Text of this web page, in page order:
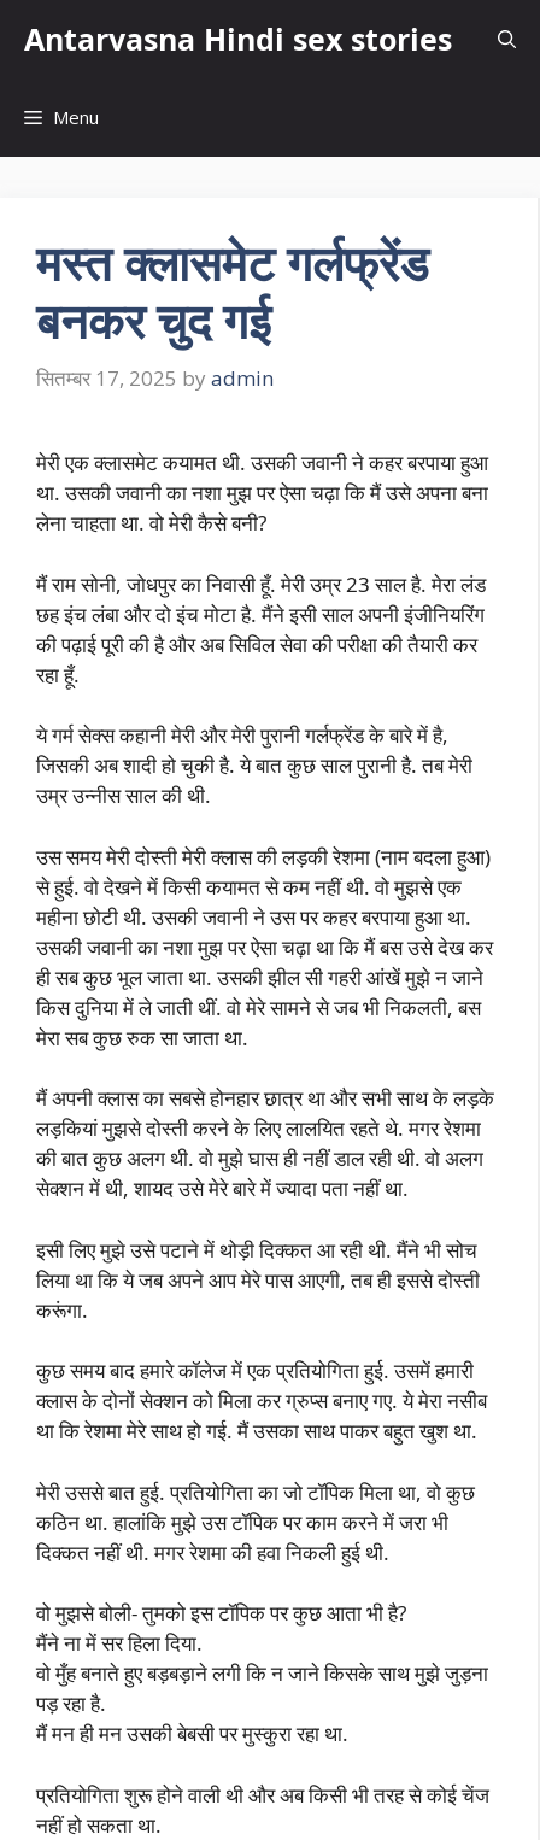
Antarvasna Hindi sex stories
Menu
मस्त क्लासमेट गर्लफ्रेंड
बनकर चुद गई
सितम्बर 17, 2025 by admin
मेरी एक क्लासमेट कयामत थी. उसकी जवानी ने कहर बरपाया हुआ
था. उसकी जवानी का नशा मुझ पर ऐसा चढ़ा कि मैं उसे अपना बना
लेना चाहता था. वो मेरी कैसे बनी?
मैं राम सोनी, जोधपुर का निवासी हूँ. मेरी उम्र 23 साल है. मेरा लंड
छह इंच लंबा और दो इंच मोटा है. मैंने इसी साल अपनी इंजीनियरिंग
की पढ़ाई पूरी की है और अब सिविल सेवा की परीक्षा की तैयारी कर
रहा हूँ.
ये गर्म सेक्स कहानी मेरी और मेरी पुरानी गर्लफ्रेंड के बारे में है,
जिसकी अब शादी हो चुकी है. ये बात कुछ साल पुरानी है. तब मेरी
उम्र उन्नीस साल की थी.
उस समय मेरी दोस्ती मेरी क्लास की लड़की रेशमा (नाम बदला हुआ)
से हुई. वो देखने में किसी कयामत से कम नहीं थी. वो मुझसे एक
महीना छोटी थी. उसकी जवानी ने उस पर कहर बरपाया हुआ था.
उसकी जवानी का नशा मुझ पर ऐसा चढ़ा था कि मैं बस उसे देख कर
ही सब कुछ भूल जाता था. उसकी झील सी गहरी आंखें मुझे न जाने
किस दुनिया में ले जाती थीं. वो मेरे सामने से जब भी निकलती, बस
मेरा सब कुछ रुक सा जाता था.
मैं अपनी क्लास का सबसे होनहार छात्र था और सभी साथ के लड़के
लड़कियां मुझसे दोस्ती करने के लिए लालयित रहते थे. मगर रेशमा
की बात कुछ अलग थी. वो मुझे घास ही नहीं डाल रही थी. वो अलग
सेक्शन में थी, शायद उसे मेरे बारे में ज्यादा पता नहीं था.
इसी लिए मुझे उसे पटाने में थोड़ी दिक्कत आ रही थी. मैंने भी सोच
लिया था कि ये जब अपने आप मेरे पास आएगी, तब ही इससे दोस्ती
करूंगा.
कुछ समय बाद हमारे कॉलेज में एक प्रतियोगिता हुई. उसमें हमारी
क्लास के दोनों सेक्शन को मिला कर ग्रुप्स बनाए गए. ये मेरा नसीब
था कि रेशमा मेरे साथ हो गई. मैं उसका साथ पाकर बहुत खुश था.
मेरी उससे बात हुई. प्रतियोगिता का जो टॉपिक मिला था, वो कुछ
कठिन था. हालांकि मुझे उस टॉपिक पर काम करने में जरा भी
दिक्कत नहीं थी. मगर रेशमा की हवा निकली हुई थी.
वो मुझसे बोली- तुमको इस टॉपिक पर कुछ आता भी है?
मैंने ना में सर हिला दिया.
वो मुँह बनाते हुए बड़बड़ाने लगी कि न जाने किसके साथ मुझे जुड़ना
पड़ रहा है.
मैं मन ही मन उसकी बेबसी पर मुस्कुरा रहा था.
प्रतियोगिता शुरू होने वाली थी और अब किसी भी तरह से कोई चेंज
नहीं हो सकता था.